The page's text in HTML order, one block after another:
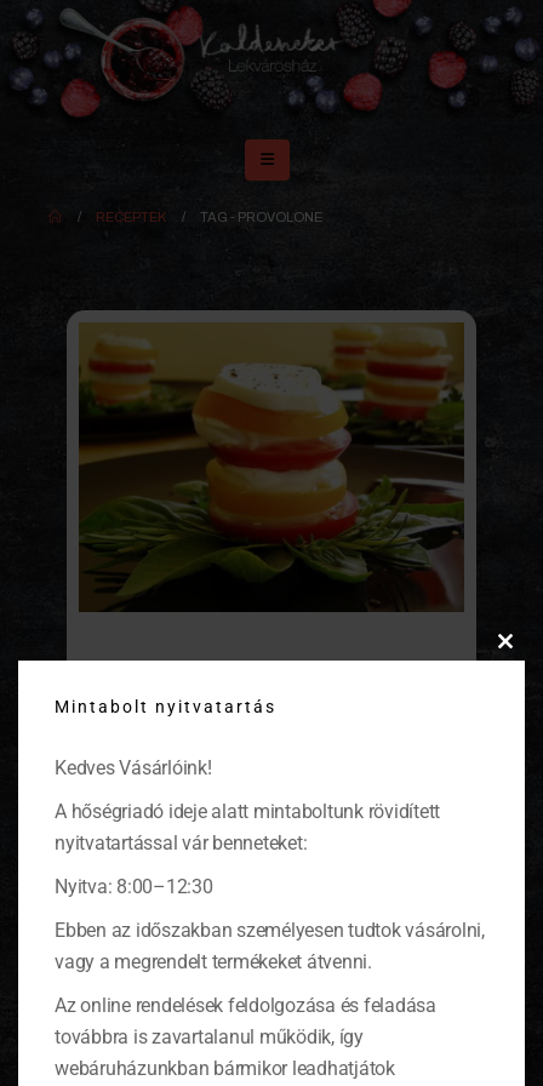
RECEPTEK TAG - PROVOLONE
néhány jellegzetes sajt mutatkozik be.
KOSÁR
0 ITEMS
Nincsenek termékek a kosárban.
Mintabolt nyitvatartás
Kedves Vásárlóink!
A hőségriadó ideje alatt mintaboltunk rövidített
nyitvatartással vár benneteket:
Nyitva: 8:00–12:30
Ebben az időszakban személyesen tudtok vásárolni,
vagy a megrendelt termékeket átvenni.
Az online rendelések feldolgozása és feladása
továbbra is zavartalanul működik, így
webáruházunkban bármikor leadhatjátok